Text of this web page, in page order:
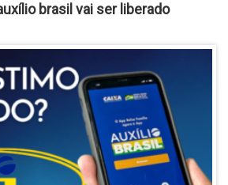
brasil vai ser liberado